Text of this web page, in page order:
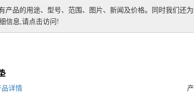
产品的用途、型号、范围、图片、新闻及价格。同时我们还
信息,请点击访问!
品详情